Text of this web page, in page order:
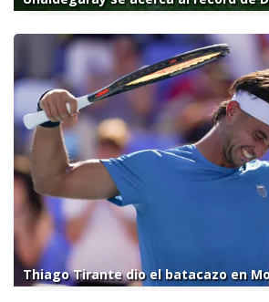
Thiago Tirante dio el batacazo en